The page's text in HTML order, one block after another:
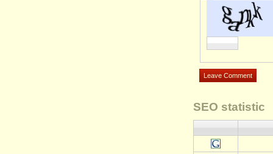
SEO statistic